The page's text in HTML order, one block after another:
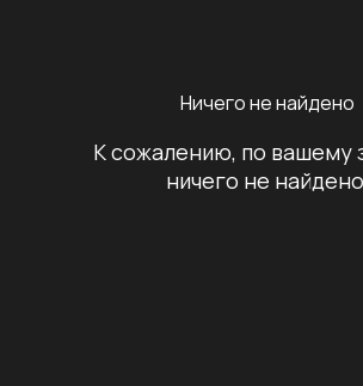
Ничего не найдено
К сожалению, по вашему
ничего не